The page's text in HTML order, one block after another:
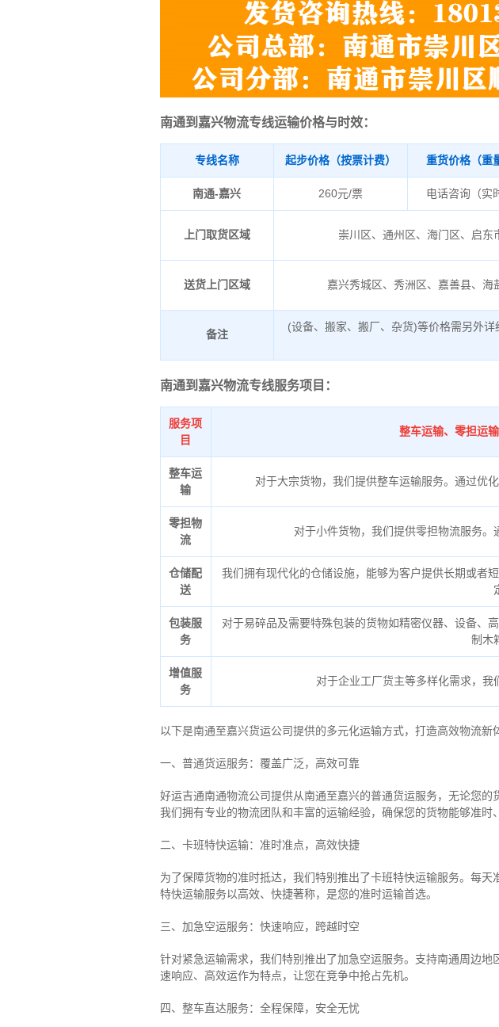
南通到嘉兴物流专线运输价格与时效：
专线名称 起步价格（按票计费） 重货价格（重
南通-嘉兴 260元/票 电话咨询（实
上门取货区域 崇川区、通州区、海门区、启
送货上门区域 嘉兴秀城区、秀洲区、嘉善县、
备注
(设备、搬家、搬厂、杂货)等价格需另外
南通到嘉兴物流专线服务项目：
服务项
目
整车运输、零担运
整车运
输
对于大宗货物，我们提供整车运输服务。通过优
零担物
流
对于小件货物，我们提供零担物流服务。
仓储配
送
我们拥有现代化的仓储设施，能够为客户提供长期或者
包装服
务
对于易碎品及需要特殊包装的货物如精密仪器、设备、
制木
增值服
务
对于企业工厂货主等多样化需求，我
以下是南通至嘉兴货运公司提供的多元化运输方式，打造高效物流新
一、普通货运服务：覆盖广泛，高效可靠
好运吉通南通物流公司提供从南通至嘉兴的普通货运服务，无论您
我们拥有专业的物流团队和丰富的运输经验，确保您的货物能够准时
二、卡班特快运输：准时准点，高效快捷
为了保障货物的准时抵达，我们特别推出了卡班特快运输服务。每
特快运输服务以高效、快捷著称，是您的准时运输首选。
三、加急空运服务：快速响应，跨越时空
针对紧急运输需求，我们特别推出了加急空运服务。支持南通周边
速响应、高效运作为特点，让您在竞争中抢占先机。
四、整车直达服务：全程保障，安全无忧